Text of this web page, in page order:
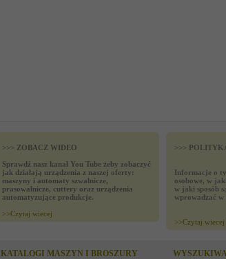
>>> ZOBACZ WIDEO
Sprawdź nasz kanał You Tube żeby zobaczyć
jak działają urządzenia z naszej oferty:
maszyny i automaty szwalnicze,
prasowalnicze, cuttery oraz urządzenia
automatyzujące produkcje.
>>Czytaj wiecej
>>>
Informacje o
osobowe, w
w jaki sposób
wprowadzać w
>>Czytaj wiecej
KATALOGI MASZYN I BROSZURY